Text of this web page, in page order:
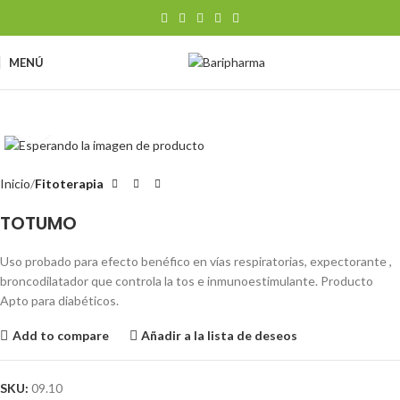
MENÚ
Inicio Fitoterapia
TOTUMO
Uso probado para efecto benéfico en vías respiratorias, expectorante ,
broncodilatador que controla la tos e inmunoestimulante. Producto
Apto para diabéticos.
Add to compare Añadir a la lista de deseos
SKU: 09.10